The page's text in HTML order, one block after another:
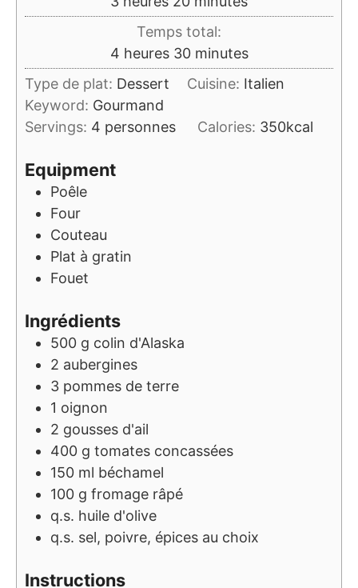
Temps total:
4heures
heures 30minutes
minutes
Type de plat: Dessert Cuisine: Italien
Keyword: Gourmand
Servings: 4 personnes Calories: 350kcal
Equipment
Poêle
Four
Couteau
Plat à gratin
Fouet
Ingrédients
500 g colin d'Alaska
2 aubergines
3 pommes de terre
1 oignon
2 gousses d'ail
400 g tomates concassées
150 ml béchamel
100 g fromage râpé
q.s. huile d'olive
q.s. sel, poivre, épices au choix
Instructions